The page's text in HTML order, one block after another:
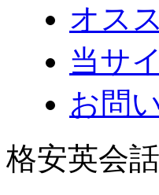
オス
当サ
お問
格安英会